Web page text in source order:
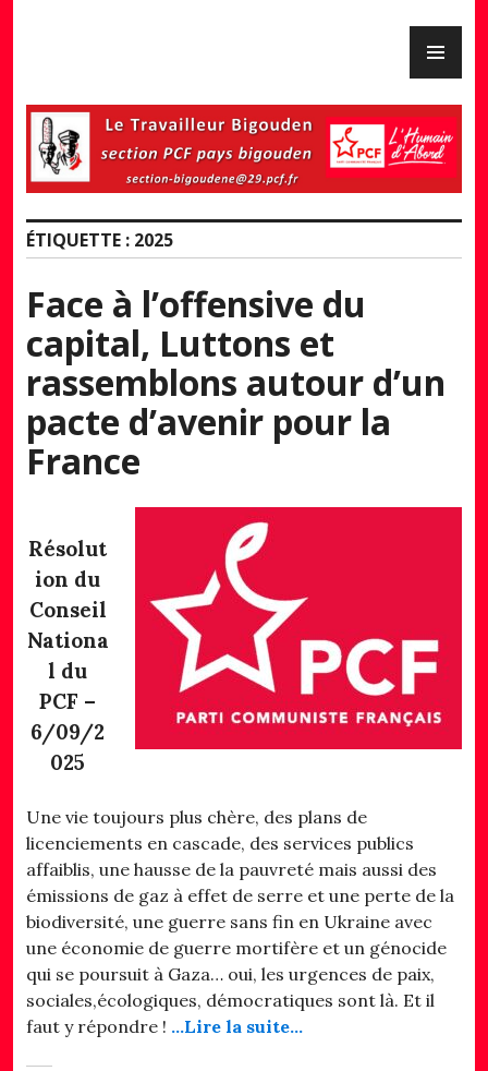
ÉTIQUETTE : 2025
Face à l’offensive du
capital, Luttons et
rassemblons autour d’un
pacte d’avenir pour la
France
Résolut
ion du
Conseil
Nationa
l du
PCF –
6/09/2
025
Une vie toujours plus chère, des plans de
licenciements en cascade, des services publics
affaiblis, une hausse de la pauvreté mais aussi des
émissions de gaz à effet de serre et une perte de la
biodiversité, une guerre sans fin en Ukraine avec
une économie de guerre mortifère et un génocide
qui se poursuit à Gaza… oui, les urgences de paix,
sociales,écologiques, démocratiques sont là. Et il
faut y répondre ! …Lire la suite…